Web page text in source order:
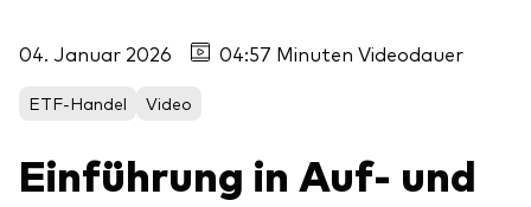
Anlageprodukte im Überblick
Anleihen
Über Vanguard
04. Januar 2026 04:57 Minuten Videodauer
ETF-Handel Video
Einführung in Auf- und